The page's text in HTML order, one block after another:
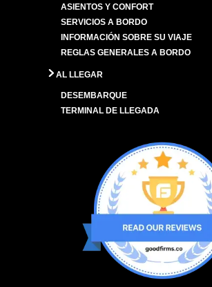
ASIENTOS Y CONFORT
SERVICIOS A BORDO
INFORMACIÓN SOBRE SU VIAJE
REGLAS GENERALES A BORDO
AL LLEGAR
DESEMBARQUE
TERMINAL DE LLEGADA